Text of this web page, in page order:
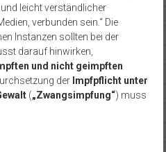
leicht verständlicher
verbunden sein.“ Die
Instanzen sollten bei der
darauf hinwirken,
und nicht geimpften
der Impfpflicht unter
(„Zwangsimpfung“) muss